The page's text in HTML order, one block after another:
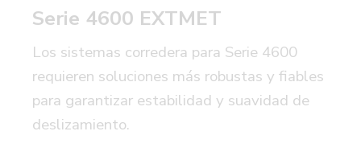
Serie 4600 EXTMET
Los sistemas corredera para Serie 4600
requieren soluciones más robustas y fiables
para garantizar estabilidad y suavidad de
deslizamiento.